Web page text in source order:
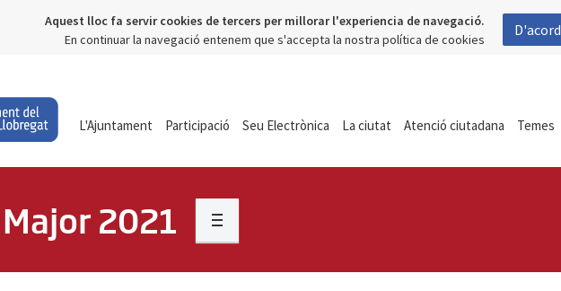
Aquest lloc fa servir cookies de tercers per millorar l'experiencia de navegació.
En continuar la navegació entenem que s'accepta la nostra política de cookies
D'acord
L'Ajuntament Participació Seu Electrònica La ciutat Atenció ciutadana Temes
Major 2021